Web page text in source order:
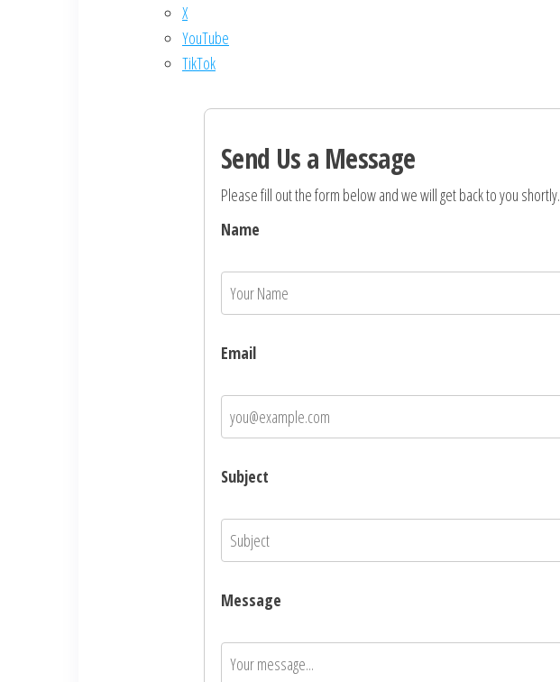
X
YouTube
TikTok
Send Us a Message
Please fill out the form below and we will get back to you shortly.
Name
Email
Subject
Message